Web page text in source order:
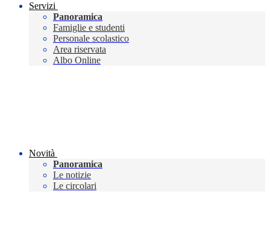
Servizi
Panoramica
Famiglie e studenti
Personale scolastico
Area riservata
Albo Online
Novità
Panoramica
Le notizie
Le circolari